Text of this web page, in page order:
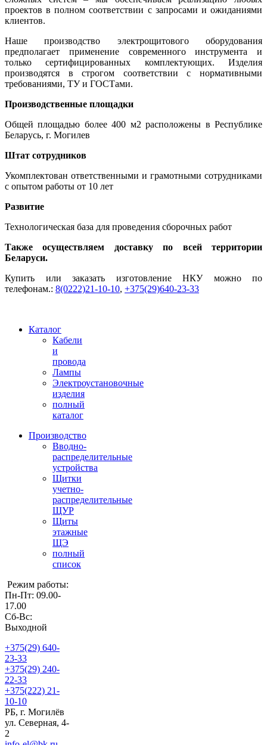
проектов в полном соответствии с запросами и ожиданиями
клиентов.
Наше производство электрощитового оборудования
предполагает применение современного инструмента и
только сертифицированных комплектующих. Изделия
производятся в строгом соответствии с нормативными
требованиями, ТУ и ГОСТами.
Производственные площадки
Общей площадью более 400 м2 расположены в Республике
Беларусь, г. Могилев
Штат сотрудников
Укомплектован ответственными и грамотными сотрудниками
с опытом работы от 10 лет
Развитие
Технологическая база для проведения сборочных работ
Также осуществляем доставку по всей территории
Беларуси.
Купить или заказать изготовление НКУ можно по
телефонам.: 8(0222)21-10-10, +375(29)640-23-33
Каталог
Кабели
и
провода
Лампы
Электроустановочные
изделия
полный
каталог
Производство
Вводно-
распределительные
устройства
Щитки
учетно-
распределительные
ЩУР
Щиты
этажные
ЩЭ
полный
список
Режим работы:
Пн-Пт: 09.00-
17.00
Сб-Вс:
Выходной
+375(29) 640-
23-33
+375(29) 240-
22-33
+375(222) 21-
10-10
РБ, г. Могилёв
ул. Северная, 4-
2